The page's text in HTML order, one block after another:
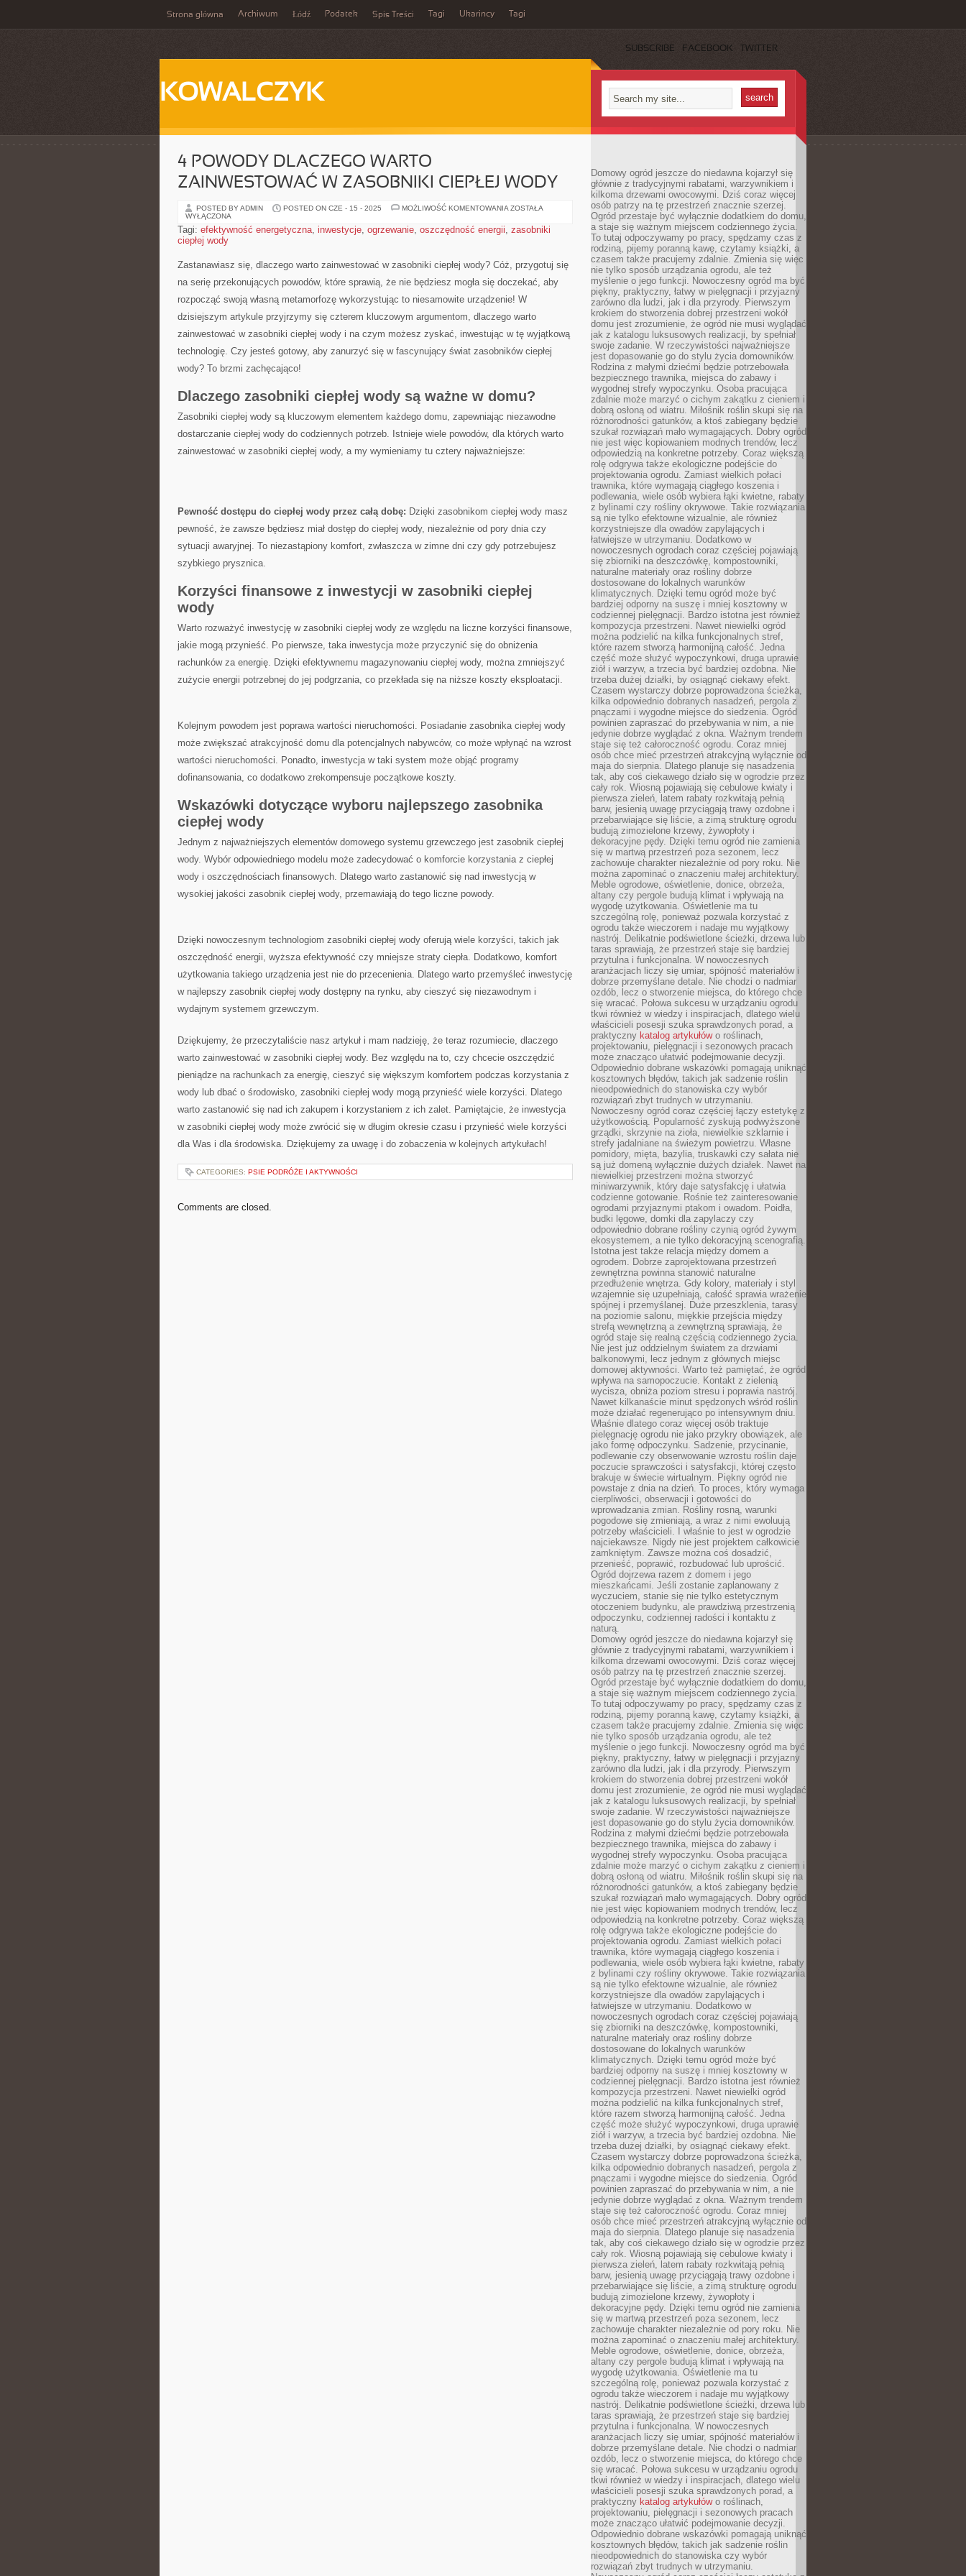
Strona główna Archiwum Łódź Podatek Spis Treści Tagi Ukarincy Tagi
SUBSCRIBE FACEBOOK TWITTER
KOWALCZYK
4 POWODY DLACZEGO WARTO
ZAINWESTOWAĆ W ZASOBNIKI CIEPŁEJ WODY
POSTED BY ADMIN POSTED ON CZE - 15 - 2025 MOŻLIWOŚĆ KOMENTOWANIA 4
WARTO
CIEPŁEJ
WODY
ZOSTAŁA
WYŁĄCZONA
Tagi: efektywność energetyczna, inwestycje, ogrzewanie, oszczędność energii, zasobniki
ciepłej wody
Zastanawiasz się, dlaczego warto zainwestować​ w zasobniki ciepłej wody? Cóż, przygotuj się
na serię przekonujących powodów, ⁤które sprawią,​ że nie ⁢będziesz mogła się doczekać, aby
rozpocząć⁤ swoją własną metamorfozę‍ wykorzystując ⁢to niesamowite⁢ urządzenie! ⁢W
dzisiejszym artykule przyjrzymy ​się czterem kluczowym argumentom, dlaczego warto
zainwestować w zasobniki ciepłej wody ‍i na⁣ czym ⁣możesz⁣ zyskać, inwestując w tę wyjątkową
⁤technologię. Czy jesteś gotowy, aby zanurzyć się w fascynujący ⁤świat zasobników ciepłej
wody? To brzmi ​zachęcająco!
Dlaczego zasobniki ciepłej ⁣wody są ważne w domu?
Zasobniki ciepłej wody są kluczowym elementem każdego domu, zapewniając niezawodne
dostarczanie ciepłej wody do codziennych potrzeb. ‍Istnieje wiele powodów, dla ‍których warto
⁣zainwestować w zasobniki ⁤ciepłej wody, a my wymieniamy tu cztery najważniejsze:
Pewność dostępu do ciepłej wody przez całą dobę: Dzięki ⁢zasobnikom ciepłej wody ‍masz​
pewność, że zawsze⁤ będziesz miał ​dostęp do​ ciepłej ‌wody, niezależnie od pory dnia czy
sytuacji awaryjnej. To niezastąpiony komfort, zwłaszcza⁢ w‌ zimne dni‍ czy gdy potrzebujesz
szybkiego prysznica.
Korzyści finansowe z inwestycji⁤ w zasobniki ciepłej
wody
Warto ⁢rozważyć inwestycję w zasobniki ciepłej wody ⁤ze względu na liczne korzyści finansowe,
jakie mogą⁣ przynieść. Po pierwsze, taka inwestycja może przyczynić się do​ obniżenia
rachunków za energię. Dzięki ⁤efektywnemu magazynowaniu ciepłej wody, można zmniejszyć
zużycie energii ⁣potrzebnej do jej podgrzania, ⁢co przekłada się na niższe ‍koszty eksploatacji.
Kolejnym powodem jest poprawa‌ wartości nieruchomości. Posiadanie zasobnika ciepłej wody
może zwiększać⁤ atrakcyjność domu dla potencjalnych nabywców, co⁤ może wpłynąć na wzrost‌
wartości⁤ nieruchomości. Ponadto, ⁤inwestycja ⁣w⁣ taki system⁣ może objąć programy
dofinansowania,⁣ co dodatkowo zrekompensuje początkowe​ koszty.
Wskazówki dotyczące wyboru najlepszego zasobnika
ciepłej ⁣wody
Jednym z najważniejszych elementów ‌domowego systemu grzewczego jest zasobnik ciepłej
wody. Wybór odpowiedniego modelu może zadecydować o komforcie korzystania z ciepłej
wody i‌ oszczędnościach finansowych. Dlatego warto ​zastanowić się nad‍ inwestycją w‍
wysokiej ⁣jakości zasobnik ciepłej wody, przemawiają do tego liczne ​powody.
Dzięki⁣ nowoczesnym ⁤technologiom zasobniki ciepłej wody oferują wiele korzyści, takich jak
oszczędność energii, wyższa efektywność czy mniejsze straty ciepła. Dodatkowo, komfort
użytkowania takiego urządzenia jest nie do przecenienia. Dlatego ⁣warto przemyśleć inwestycję
w najlepszy zasobnik ciepłej wody ‌dostępny na rynku, aby cieszyć się niezawodnym i
wydajnym systemem grzewczym.
Dziękujemy, że przeczytaliście⁤ nasz artykuł i mam nadzieję, że teraz rozumiecie, dlaczego
warto zainwestować‍ w zasobniki ciepłej wody. ⁤Bez względu na to, czy chcecie oszczędzić
pieniądze na rachunkach za​ energię, cieszyć się większym komfortem podczas korzystania⁤ z
wody‌ lub dbać o środowisko, zasobniki ciepłej wody​ mogą ⁢przynieść wiele korzyści. ‍Dlatego
warto zastanowić się nad⁢ ich ​zakupem i korzystaniem z ich‌ zalet.⁣ Pamiętajcie,⁤ że inwestycja
w zasobniki ciepłej wody może zwrócić się w długim okresie czasu i przynieść wiele korzyści
dla Was ⁢i​ dla‌ środowiska. Dziękujemy za uwagę i do zobaczenia w kolejnych artykułach!
CATEGORIES: PSIE PODRÓŻE I AKTYWNOŚCI
Comments are closed.
Domowy ogród jeszcze do niedawna kojarzył się
głównie z tradycyjnymi rabatami, warzywnikiem i
kilkoma drzewami owocowymi. Dziś coraz więcej
osób patrzy na tę przestrzeń znacznie szerzej.
Ogród przestaje być wyłącznie dodatkiem do domu,
a staje się ważnym miejscem codziennego życia.
To tutaj odpoczywamy po pracy, spędzamy czas z
rodziną, pijemy poranną kawę, czytamy książki, a
czasem także pracujemy zdalnie. Zmienia się więc
nie tylko sposób urządzania ogrodu, ale też
myślenie o jego funkcji. Nowoczesny ogród ma być
piękny, praktyczny, łatwy w pielęgnacji i przyjazny
zarówno dla ludzi, jak i dla przyrody. Pierwszym
krokiem do stworzenia dobrej przestrzeni wokół
domu jest zrozumienie, że ogród nie musi wyglądać
jak z katalogu luksusowych realizacji, by spełniał
swoje zadanie. W rzeczywistości najważniejsze
jest dopasowanie go do stylu życia domowników.
Rodzina z małymi dziećmi będzie potrzebowała
bezpiecznego trawnika, miejsca do zabawy i
wygodnej strefy wypoczynku. Osoba pracująca
zdalnie może marzyć o cichym zakątku z cieniem i
dobrą osłoną od wiatru. Miłośnik roślin skupi się na
różnorodności gatunków, a ktoś zabiegany będzie
szukał rozwiązań mało wymagających. Dobry ogród
nie jest więc kopiowaniem modnych trendów, lecz
odpowiedzią na konkretne potrzeby. Coraz większą
rolę odgrywa także ekologiczne podejście do
projektowania ogrodu. Zamiast wielkich połaci
trawnika, które wymagają ciągłego koszenia i
podlewania, wiele osób wybiera łąki kwietne, rabaty
z bylinami czy rośliny okrywowe. Takie rozwiązania
są nie tylko efektowne wizualnie, ale również
korzystniejsze dla owadów zapylających i
łatwiejsze w utrzymaniu. Dodatkowo w
nowoczesnych ogrodach coraz częściej pojawiają
się zbiorniki na deszczówkę, kompostowniki,
naturalne materiały oraz rośliny dobrze
dostosowane do lokalnych warunków
klimatycznych. Dzięki temu ogród może być
bardziej odporny na suszę i mniej kosztowny w
codziennej pielęgnacji. Bardzo istotna jest również
kompozycja przestrzeni. Nawet niewielki ogród
można podzielić na kilka funkcjonalnych stref,
które razem stworzą harmonijną całość. Jedna
część może służyć wypoczynkowi, druga uprawie
ziół i warzyw, a trzecia być bardziej ozdobna. Nie
trzeba dużej działki, by osiągnąć ciekawy efekt.
Czasem wystarczy dobrze poprowadzona ścieżka,
kilka odpowiednio dobranych nasadzeń, pergola z
pnączami i wygodne miejsce do siedzenia. Ogród
powinien zapraszać do przebywania w nim, a nie
jedynie dobrze wyglądać z okna. Ważnym trendem
staje się też całoroczność ogrodu. Coraz mniej
osób chce mieć przestrzeń atrakcyjną wyłącznie od
maja do sierpnia. Dlatego planuje się nasadzenia
tak, aby coś ciekawego działo się w ogrodzie przez
cały rok. Wiosną pojawiają się cebulowe kwiaty i
pierwsza zieleń, latem rabaty rozkwitają pełnią
barw, jesienią uwagę przyciągają trawy ozdobne i
przebarwiające się liście, a zimą strukturę ogrodu
budują zimozielone krzewy, żywopłoty i
dekoracyjne pędy. Dzięki temu ogród nie zamienia
się w martwą przestrzeń poza sezonem, lecz
zachowuje charakter niezależnie od pory roku. Nie
można zapominać o znaczeniu małej architektury.
Meble ogrodowe, oświetlenie, donice, obrzeża,
altany czy pergole budują klimat i wpływają na
wygodę użytkowania. Oświetlenie ma tu
szczególną rolę, ponieważ pozwala korzystać z
ogrodu także wieczorem i nadaje mu wyjątkowy
nastrój. Delikatnie podświetlone ścieżki, drzewa lub
taras sprawiają, że przestrzeń staje się bardziej
przytulna i funkcjonalna. W nowoczesnych
aranżacjach liczy się umiar, spójność materiałów i
dobrze przemyślane detale. Nie chodzi o nadmiar
ozdób, lecz o stworzenie miejsca, do którego chce
się wracać. Połowa sukcesu w urządzaniu ogrodu
tkwi również w wiedzy i inspiracjach, dlatego wielu
właścicieli posesji szuka sprawdzonych porad, a
praktyczny katalog artykułówo roślinach,
projektowaniu, pielęgnacji i sezonowych pracach
może znacząco ułatwić podejmowanie decyzji.
Odpowiednio dobrane wskazówki pomagają uniknąć
kosztownych błędów, takich jak sadzenie roślin
nieodpowiednich do stanowiska czy wybór
rozwiązań zbyt trudnych w utrzymaniu.
Nowoczesny ogród coraz częściej łączy estetykę z
użytkowością. Popularność zyskują podwyższone
grządki, skrzynie na zioła, niewielkie szklarnie i
strefy jadalniane na świeżym powietrzu. Własne
pomidory, mięta, bazylia, truskawki czy sałata nie
są już domeną wyłącznie dużych działek. Nawet na
niewielkiej przestrzeni można stworzyć
miniwarzywnik, który daje satysfakcję i ułatwia
codzienne gotowanie. Rośnie też zainteresowanie
ogrodami przyjaznymi ptakom i owadom. Poidła,
budki lęgowe, domki dla zapylaczy czy
odpowiednio dobrane rośliny czynią ogród żywym
ekosystemem, a nie tylko dekoracyjną scenografią.
Istotna jest także relacja między domem a
ogrodem. Dobrze zaprojektowana przestrzeń
zewnętrzna powinna stanowić naturalne
przedłużenie wnętrza. Gdy kolory, materiały i styl
wzajemnie się uzupełniają, całość sprawia wrażenie
spójnej i przemyślanej. Duże przeszklenia, tarasy
na poziomie salonu, miękkie przejścia między
strefą wewnętrzną a zewnętrzną sprawiają, że
ogród staje się realną częścią codziennego życia.
Nie jest już oddzielnym światem za drzwiami
balkonowymi, lecz jednym z głównych miejsc
domowej aktywności. Warto też pamiętać, że ogród
wpływa na samopoczucie. Kontakt z zielenią
wycisza, obniża poziom stresu i poprawia nastrój.
Nawet kilkanaście minut spędzonych wśród roślin
może działać regenerująco po intensywnym dniu.
Właśnie dlatego coraz więcej osób traktuje
pielęgnację ogrodu nie jako przykry obowiązek, ale
jako formę odpoczynku. Sadzenie, przycinanie,
podlewanie czy obserwowanie wzrostu roślin daje
poczucie sprawczości i satysfakcji, której często
brakuje w świecie wirtualnym. Piękny ogród nie
powstaje z dnia na dzień. To proces, który wymaga
cierpliwości, obserwacji i gotowości do
wprowadzania zmian. Rośliny rosną, warunki
pogodowe się zmieniają, a wraz z nimi ewoluują
potrzeby właścicieli. I właśnie to jest w ogrodzie
najciekawsze. Nigdy nie jest projektem całkowicie
zamkniętym. Zawsze można coś dosadzić,
przenieść, poprawić, rozbudować lub uprościć.
Ogród dojrzewa razem z domem i jego
mieszkańcami. Jeśli zostanie zaplanowany z
wyczuciem, stanie się nie tylko estetycznym
otoczeniem budynku, ale prawdziwą przestrzenią
odpoczynku, codziennej radości i kontaktu z
naturą.
Domowy ogród jeszcze do niedawna kojarzył się
głównie z tradycyjnymi rabatami, warzywnikiem i
kilkoma drzewami owocowymi. Dziś coraz więcej
osób patrzy na tę przestrzeń znacznie szerzej.
Ogród przestaje być wyłącznie dodatkiem do domu,
a staje się ważnym miejscem codziennego życia.
To tutaj odpoczywamy po pracy, spędzamy czas z
rodziną, pijemy poranną kawę, czytamy książki, a
czasem także pracujemy zdalnie. Zmienia się więc
nie tylko sposób urządzania ogrodu, ale też
myślenie o jego funkcji. Nowoczesny ogród ma być
piękny, praktyczny, łatwy w pielęgnacji i przyjazny
zarówno dla ludzi, jak i dla przyrody. Pierwszym
krokiem do stworzenia dobrej przestrzeni wokół
domu jest zrozumienie, że ogród nie musi wyglądać
jak z katalogu luksusowych realizacji, by spełniał
swoje zadanie. W rzeczywistości najważniejsze
jest dopasowanie go do stylu życia domowników.
Rodzina z małymi dziećmi będzie potrzebowała
bezpiecznego trawnika, miejsca do zabawy i
wygodnej strefy wypoczynku. Osoba pracująca
zdalnie może marzyć o cichym zakątku z cieniem i
dobrą osłoną od wiatru. Miłośnik roślin skupi się na
różnorodności gatunków, a ktoś zabiegany będzie
szukał rozwiązań mało wymagających. Dobry ogród
nie jest więc kopiowaniem modnych trendów, lecz
odpowiedzią na konkretne potrzeby. Coraz większą
rolę odgrywa także ekologiczne podejście do
projektowania ogrodu. Zamiast wielkich połaci
trawnika, które wymagają ciągłego koszenia i
podlewania, wiele osób wybiera łąki kwietne, rabaty
z bylinami czy rośliny okrywowe. Takie rozwiązania
są nie tylko efektowne wizualnie, ale również
korzystniejsze dla owadów zapylających i
łatwiejsze w utrzymaniu. Dodatkowo w
nowoczesnych ogrodach coraz częściej pojawiają
się zbiorniki na deszczówkę, kompostowniki,
naturalne materiały oraz rośliny dobrze
dostosowane do lokalnych warunków
klimatycznych. Dzięki temu ogród może być
bardziej odporny na suszę i mniej kosztowny w
codziennej pielęgnacji. Bardzo istotna jest również
kompozycja przestrzeni. Nawet niewielki ogród
można podzielić na kilka funkcjonalnych stref,
które razem stworzą harmonijną całość. Jedna
część może służyć wypoczynkowi, druga uprawie
ziół i warzyw, a trzecia być bardziej ozdobna. Nie
trzeba dużej działki, by osiągnąć ciekawy efekt.
Czasem wystarczy dobrze poprowadzona ścieżka,
kilka odpowiednio dobranych nasadzeń, pergola z
pnączami i wygodne miejsce do siedzenia. Ogród
powinien zapraszać do przebywania w nim, a nie
jedynie dobrze wyglądać z okna. Ważnym trendem
staje się też całoroczność ogrodu. Coraz mniej
osób chce mieć przestrzeń atrakcyjną wyłącznie od
maja do sierpnia. Dlatego planuje się nasadzenia
tak, aby coś ciekawego działo się w ogrodzie przez
cały rok. Wiosną pojawiają się cebulowe kwiaty i
pierwsza zieleń, latem rabaty rozkwitają pełnią
barw, jesienią uwagę przyciągają trawy ozdobne i
przebarwiające się liście, a zimą strukturę ogrodu
budują zimozielone krzewy, żywopłoty i
dekoracyjne pędy. Dzięki temu ogród nie zamienia
się w martwą przestrzeń poza sezonem, lecz
zachowuje charakter niezależnie od pory roku. Nie
można zapominać o znaczeniu małej architektury.
Meble ogrodowe, oświetlenie, donice, obrzeża,
altany czy pergole budują klimat i wpływają na
wygodę użytkowania. Oświetlenie ma tu
szczególną rolę, ponieważ pozwala korzystać z
ogrodu także wieczorem i nadaje mu wyjątkowy
nastrój. Delikatnie podświetlone ścieżki, drzewa lub
taras sprawiają, że przestrzeń staje się bardziej
przytulna i funkcjonalna. W nowoczesnych
aranżacjach liczy się umiar, spójność materiałów i
dobrze przemyślane detale. Nie chodzi o nadmiar
ozdób, lecz o stworzenie miejsca, do którego chce
się wracać. Połowa sukcesu w urządzaniu ogrodu
tkwi również w wiedzy i inspiracjach, dlatego wielu
właścicieli posesji szuka sprawdzonych porad, a
praktyczny katalog artykułówo roślinach,
projektowaniu, pielęgnacji i sezonowych pracach
może znacząco ułatwić podejmowanie decyzji.
Odpowiednio dobrane wskazówki pomagają uniknąć
kosztownych błędów, takich jak sadzenie roślin
nieodpowiednich do stanowiska czy wybór
rozwiązań zbyt trudnych w utrzymaniu.